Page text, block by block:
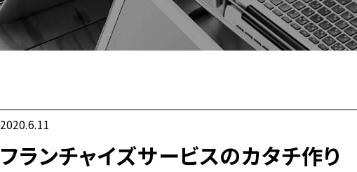
2020.6.11
フランチャイズサービスのカタチ作り